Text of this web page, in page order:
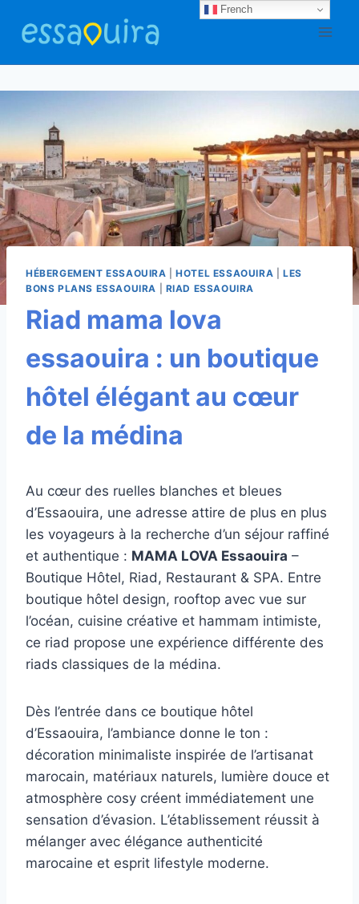
HÉBERGEMENT ESSAOUIRA |HOTEL ESSAOUIRA |LES
BONS PLANS ESSAOUIRA
RIAD ESSAOUIRA
Riad mama lova
essaouira : un boutique
hôtel élégant au cœur
de la médina
Au cœur des ruelles blanches et bleues
d’Essaouira, une adresse attire de plus en plus
les voyageurs à la recherche d’un séjour raffiné
et authentique : MAMA LOVA Essaouira –
Boutique Hôtel, Riad, Restaurant & SPA. Entre
boutique hôtel design, rooftop avec vue sur
l’océan, cuisine créative et hammam intimiste,
ce riad propose une expérience différente des
riads classiques de la médina.
Dès l’entrée dans ce boutique hôtel
d’Essaouira, l’ambiance donne le ton :
décoration minimaliste inspirée de l’artisanat
marocain, matériaux naturels, lumière douce et
atmosphère cosy créent immédiatement une
sensation d’évasion. L’établissement réussit à
mélanger avec élégance authenticité
marocaine et esprit lifestyle moderne.
French